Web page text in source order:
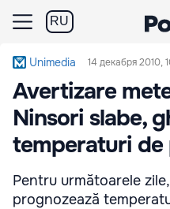
RU
Unimedia 14 декабря 2010,
Avertizare
Ninsori slabe,
temperaturi de
Pentru următoarele
prognozează